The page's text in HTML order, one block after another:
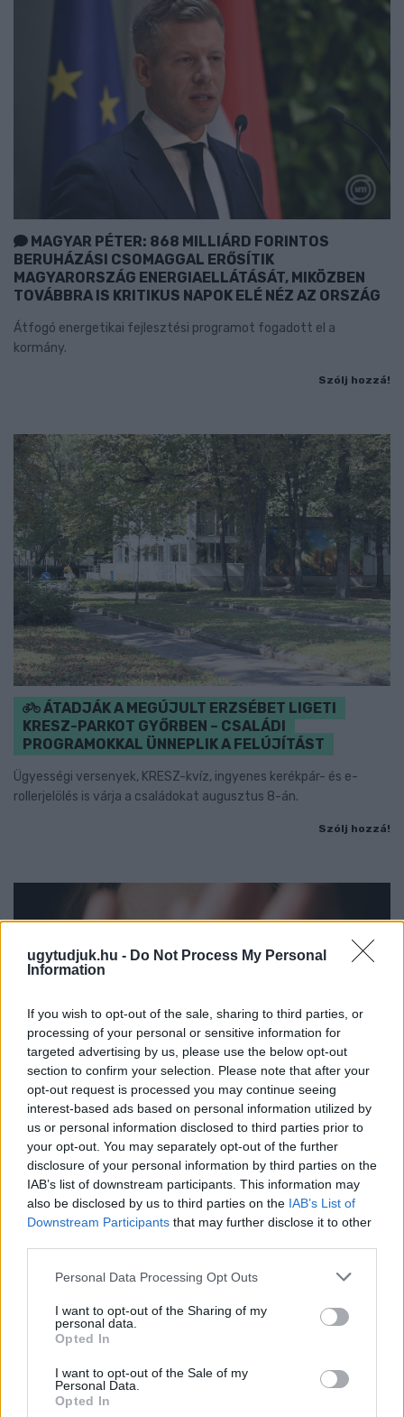
ugytudjuk.hu - Do Not Process My Personal
Information
If you wish to opt-out of the sale, sharing to third parties, or
processing of your personal or sensitive information for
targeted advertising by us, please use the below opt-out
section to confirm your selection. Please note that after your
opt-out request is processed you may continue seeing
interest-based ads based on personal information utilized by
us or personal information disclosed to third parties prior to
your opt-out. You may separately opt-out of the further
disclosure of your personal information by third parties on the
IAB’s list of downstream participants. This information may
also be disclosed by us to third parties on the IAB’s List of
Downstream Participants that may further disclose it to other
Please note that this website/app uses one or more Google
not limited to your visit or usage behaviour. You may click to
grant or deny consent to Google and its third-party tags to
use your data for below specified purposes in below Google
consent section.
Personal Data Processing Opt Outs
I want to opt-out of the Sharing of my
personal data.
Opted In
I want to opt-out of the Sale of my
Personal Data.
Opted In
MAGYAR PÉTER: 868 MILLIÁRD FORINTOS
BERUHÁZÁSI CSOMAGGAL ERŐSÍTIK
MAGYARORSZÁG ENERGIAELLÁTÁSÁT, MIKÖZBEN
TOVÁBBRA IS KRITIKUS NAPOK ELÉ NÉZ AZ ORSZÁG
Átfogó energetikai fejlesztési programot fogadott el a
kormány.
Szólj hozzá!
ÁTADJÁK A MEGÚJULT ERZSÉBET LIGETI
KRESZ-PARKOT GYŐRBEN – CSALÁDI
PROGRAMOKKAL ÜNNEPLIK A FELÚJÍTÁST
Ügyességi versenyek, KRESZ-kvíz, ingyenes kerékpár- és e-
rollerjelölés is várja a családokat augusztus 8-án.
Szólj hozzá!
NŐVERŐ SZOMBATHELYI FÉRFI ELLEN EMELT
VÁDAT AZ ÜGYÉSZSÉG
A férfi a nyílt utcán kezdte verni áldozatát.